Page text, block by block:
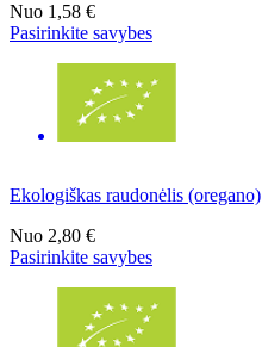
Nuo 1,58 €
Pasirinkite savybes
Ekologiškas raudonėlis (oregano)
Nuo 2,80 €
Pasirinkite savybes